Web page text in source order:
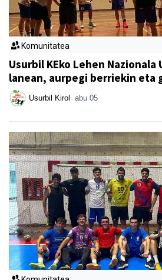
Komunitatea
Usurbil KEko Lehen
lanean, aurpegi berriekin eta
Usurbil Kirol abu 05